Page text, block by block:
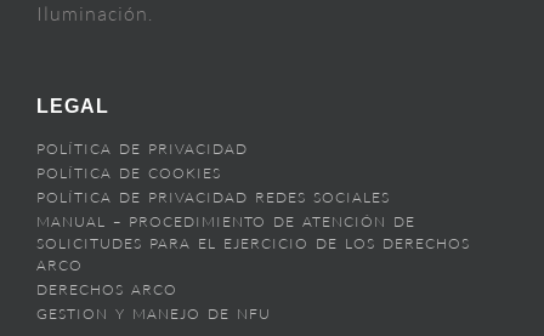
Iluminación.
LEGAL
POLÍTICA DE PRIVACIDAD
POLÍTICA DE COOKIES
POLÍTICA DE PRIVACIDAD REDES SOCIALES
MANUAL – PROCEDIMIENTO DE ATENCIÓN DE
SOLICITUDES PARA EL EJERCICIO DE LOS DERECHOS
ARCO
DERECHOS ARCO
GESTION Y MANEJO DE NFU